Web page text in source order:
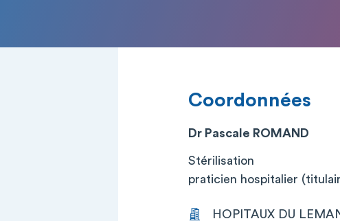
Coordonnées
Dr Pascale ROMAND
Stérilisation
praticien hospitalier
HOPITAUX DU